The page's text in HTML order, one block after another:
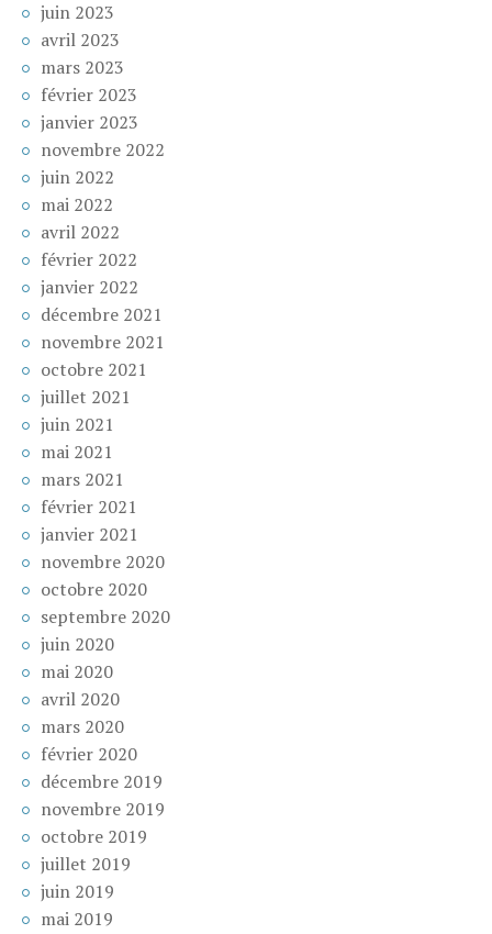
juin 2023
avril 2023
mars 2023
février 2023
janvier 2023
novembre 2022
juin 2022
mai 2022
avril 2022
février 2022
janvier 2022
décembre 2021
novembre 2021
octobre 2021
juillet 2021
juin 2021
mai 2021
mars 2021
février 2021
janvier 2021
novembre 2020
octobre 2020
septembre 2020
juin 2020
mai 2020
avril 2020
mars 2020
février 2020
décembre 2019
novembre 2019
octobre 2019
juillet 2019
juin 2019
mai 2019